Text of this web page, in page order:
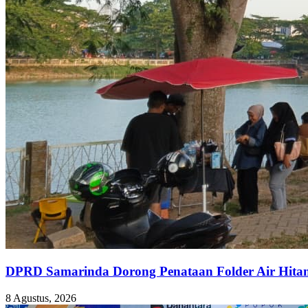
DPRD Samarinda Dorong Penataan Folder Air
8 Agustus, 2026